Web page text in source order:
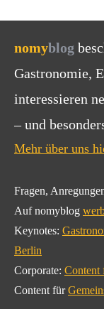
nomyblog
Gastronomie,
interessieren
– und
Mehr über uns
Fragen,
Auf nomyblog
Keynotes:
Berlin
Corporate: Content
Content für